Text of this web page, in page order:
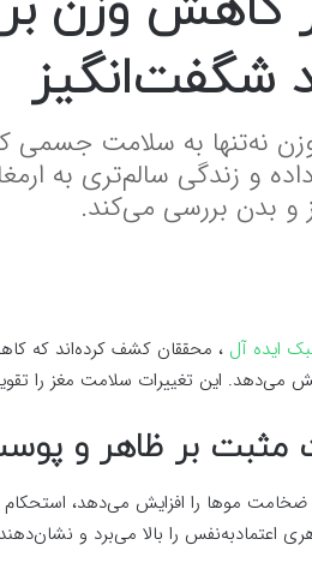
شگفت‌انگیز
نه‌تنها به سلامت جسمی
و زندگی سالم‌تری به
و بدن بررسی می‌کند.
ایده آل ، محققان کشف کرده‌اند که
می‌دهد. این تغییرات سلامت مغز را
مثبت بر ظاهر و
موها را افزایش می‌دهد،
اعتمادبه‌نفس را بالا می‌برد و